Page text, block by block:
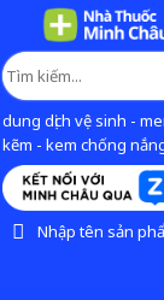
dung dịch vệ sinh -
kẽm - kem chống
Nhập tên sản